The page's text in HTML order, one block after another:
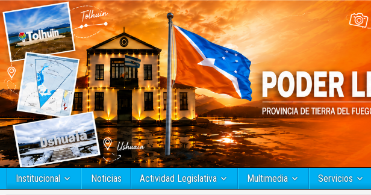
Institucional Noticias Actividad Legislativa Multimedia Servicios